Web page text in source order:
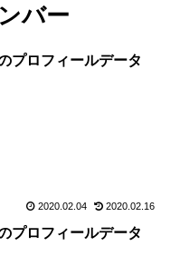
バー
プロフィールデータ
2020.02.04 2020.02.16
プロフィールデータ